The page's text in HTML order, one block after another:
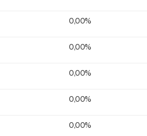
0,00%
0,00%
0,00%
0,00%
0,00%